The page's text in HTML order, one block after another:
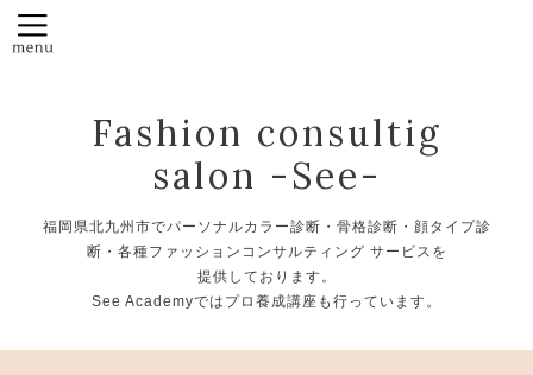
Fashion consultig
salon -See-
福岡県北九州市でパーソナルカラー診断・骨格診断・顔タイプ診
断・各種ファッションコンサルティング サービスを
提供しております。
See Academyではプロ養成講座も行っています。